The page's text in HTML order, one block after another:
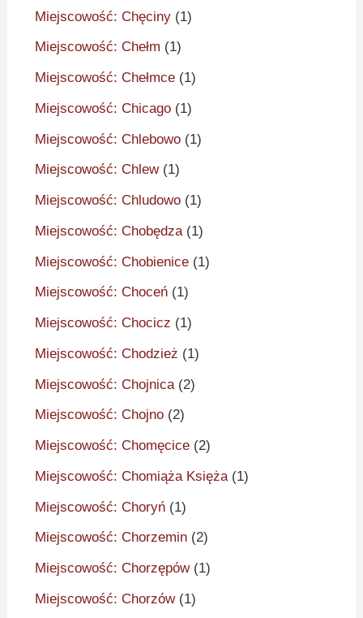
Miejscowość: Chęciny (1)
Miejscowość: Chełm (1)
Miejscowość: Chełmce (1)
Miejscowość: Chicago (1)
Miejscowość: Chlebowo (1)
Miejscowość: Chlew(1)
Miejscowość: Chludowo (1)
Miejscowość: Chobędza (1)
Miejscowość: Chobienice (1)
Miejscowość: Choceń (1)
Miejscowość: Chocicz (1)
Miejscowość: Chodzież (1)
Miejscowość: Chojnica (2)
Miejscowość: Chojno (2)
Miejscowość: Chomęcice (2)
Miejscowość: Chomiąża Księża (1)
Miejscowość: Choryń (1)
Miejscowość: Chorzemin (2)
Miejscowość: Chorzępów(1)
Miejscowość: Chorzów(1)